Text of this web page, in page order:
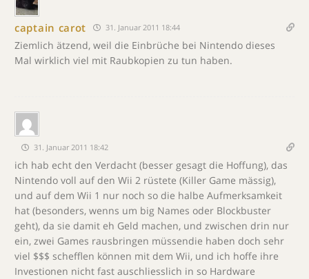
captain carot 31. Januar 2011 18:44
Ziemlich ätzend, weil die Einbrüche bei Nintendo dieses
Mal wirklich viel mit Raubkopien zu tun haben.
31. Januar 2011 18:42
ich hab echt den Verdacht (besser gesagt die Hoffung), das
Nintendo voll auf den Wii 2 rüstete (Killer Game mässig),
und auf dem Wii 1 nur noch so die halbe Aufmerksamkeit
hat (besonders, wenns um big Names oder Blockbuster
geht), da sie damit eh Geld machen, und zwischen drin nur
ein, zwei Games rausbringen müssendie haben doch sehr
viel $$$ schefflen können mit dem Wii, und ich hoffe ihre
Investionen nicht fast auschliesslich in so Hardware